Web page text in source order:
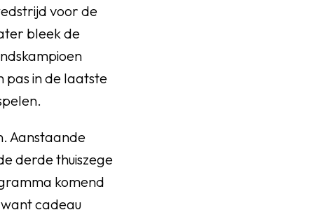
voor de
bleek de
pas in de laatste
Aanstaande
derde thuiszege
komend
cadeau